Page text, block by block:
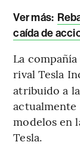
Ver más:
caída de
La
rival Tesla
atribuido a
modelos en
Tesla.